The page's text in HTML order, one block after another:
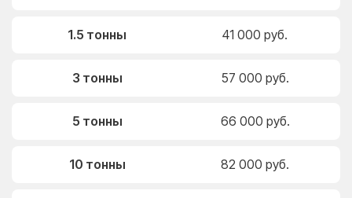
1.5 тонны 41 000 руб.
3 тонны 57 000 руб.
5 тонны 66 000 руб.
10 тонны 82 000 руб.